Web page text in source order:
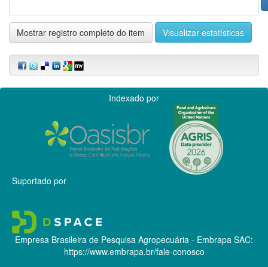
Mostrar registro completo do item Visualizar estatísticas
Indexado por
Suportado por
Empresa Brasileira de Pesquisa Agropecuária - Embrapa SAC:
https://www.embrapa.br/fale-conosco